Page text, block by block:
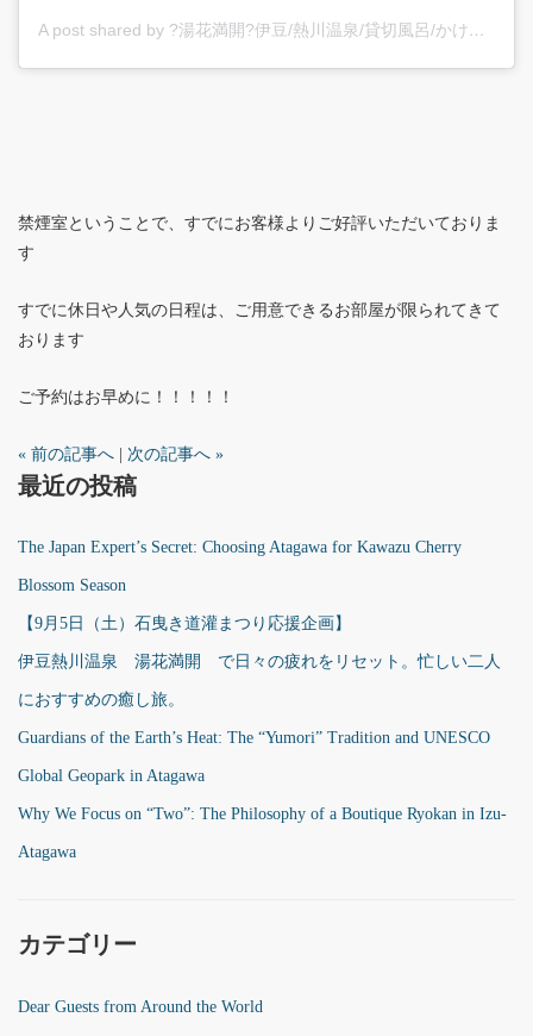
A post shared by ?湯花満開?伊豆/熱川温泉/貸切風呂/かけ流し/カップル/旅館/静岡/海が見える (@yubanamankai)
禁煙室ということで、すでにお客様よりご好評いただいておりま
す
すでに休日や人気の日程は、ご用意できるお部屋が限られてきて
おります
ご予約はお早めに！！！！！
« 前の記事へ | 次の記事へ »
最近の投稿
The Japan Expert’s Secret: Choosing Atagawa for Kawazu Cherry
Blossom Season
【9月5日（土）石曳き道灌まつり応援企画】
伊豆熱川温泉 湯花満開 で日々の疲れをリセット。忙しい二人
におすすめの癒し旅。
Guardians of the Earth’s Heat: The “Yumori” Tradition and UNESCO
Global Geopark in Atagawa
Why We Focus on “Two”: The Philosophy of a Boutique Ryokan in Izu-
Atagawa
カテゴリー
Dear Guests from Around the World